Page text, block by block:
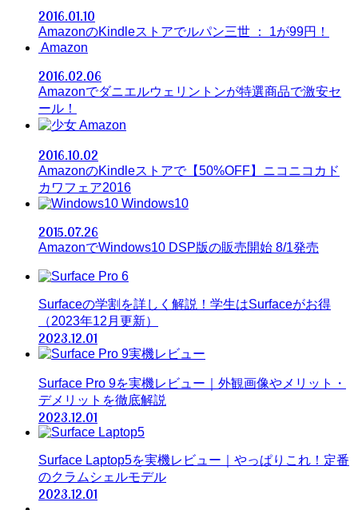
2016.01.10
AmazonのKindleストアでルパン三世 ： 1が99円！
Amazon
2016.02.06
Amazonでダニエルウェリントンが特選商品で激安セ
ール！
Amazon
2016.10.02
AmazonのKindleストアで【50%OFF】ニコニコカド
カワフェア2016
Windows10
2015.07.26
AmazonでWindows10 DSP版の販売開始 8/1発売
Surfaceの学割を詳しく解説！学生はSurfaceがお得
（2023年12月更新）
2023.12.01
Surface Pro 9を実機レビュー｜外観画像やメリット・
デメリットを徹底解説
2023.12.01
Surface Laptop5を実機レビュー｜やっぱりこれ！定番
のクラムシェルモデル
2023.12.01